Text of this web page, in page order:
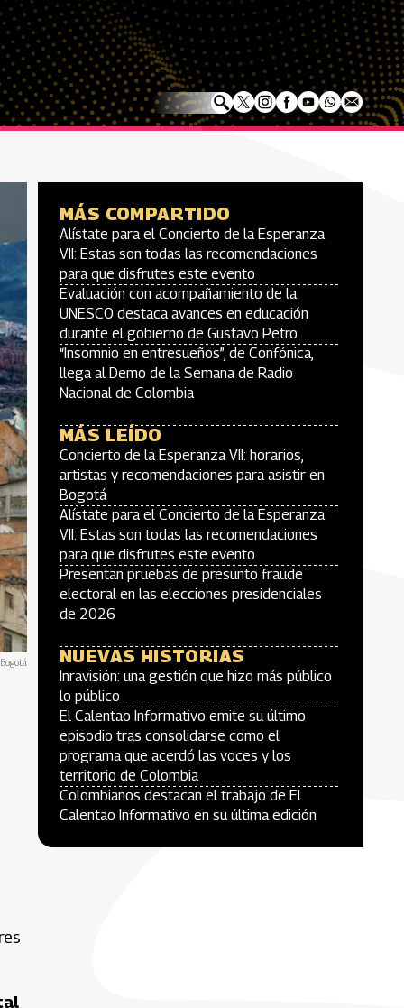
MÁS COMPARTIDO
Alístate para el Concierto de la Esperanza
VII: Estas son todas las recomendaciones
para que disfrutes este evento
Evaluación con acompañamiento de la
UNESCO destaca avances en educación
durante el gobierno de Gustavo Petro
“Insomnio en entresueños”, de Confónica,
llega al Demo de la Semana de Radio
Nacional de Colombia
MÁS LEÍDO
Concierto de la Esperanza VII: horarios,
artistas y recomendaciones para asistir en
Bogotá
Alístate para el Concierto de la Esperanza
VII: Estas son todas las recomendaciones
para que disfrutes este evento
Presentan pruebas de presunto fraude
electoral en las elecciones presidenciales
de 2026
NUEVAS HISTORIAS
Inravisión: una gestión que hizo más público
lo público
El Calentao Informativo emite su último
episodio tras consolidarse como el
programa que acerdó las voces y los
territorio de Colombia
Colombianos destacan el trabajo de El
Calentao Informativo en su última edición